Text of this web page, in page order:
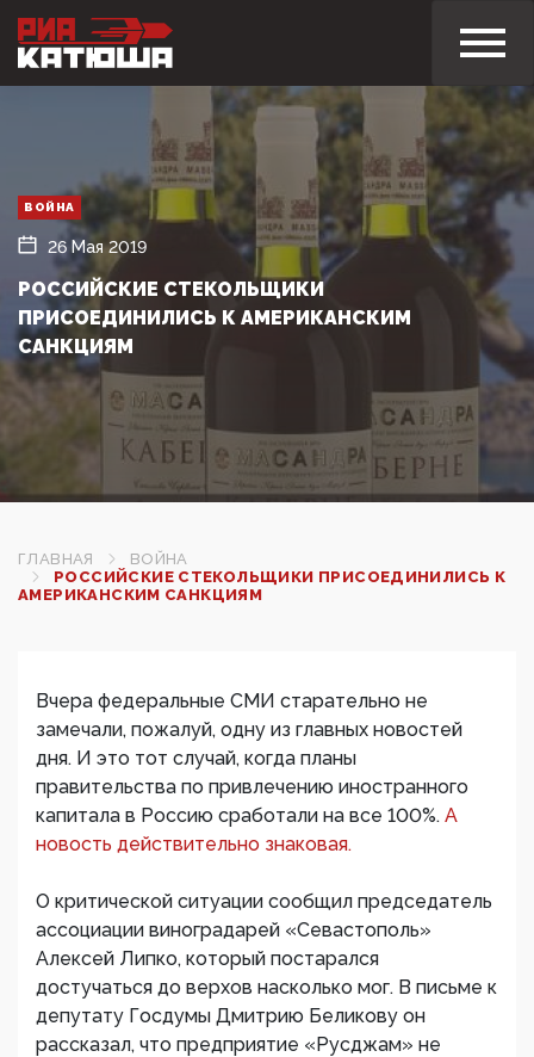
ВОЙНА
26 Мая 2019
РОССИЙСКИЕ СТЕКОЛЬЩИКИ
ПРИСОЕДИНИЛИСЬ К АМЕРИКАНСКИМ
САНКЦИЯМ
ГЛАВНАЯ
ВОЙНА
РОССИЙСКИЕ СТЕКОЛЬЩИКИ ПРИСОЕДИНИЛИСЬ К
АМЕРИКАНСКИМ САНКЦИЯМ
Вчера федеральные СМИ старательно не
замечали, пожалуй, одну из главных новостей
дня. И это тот случай, когда планы
правительства по привлечению иностранного
капитала в Россию сработали на все 100%. А
новость действительно знаковая.
О критической ситуации сообщил председатель
ассоциации виноградарей «Севастополь»
Алексей Липко, который постарался
достучаться до верхов насколько мог. В письме к
депутату Госдумы Дмитрию Беликову он
рассказал, что предприятие «Русджам» не